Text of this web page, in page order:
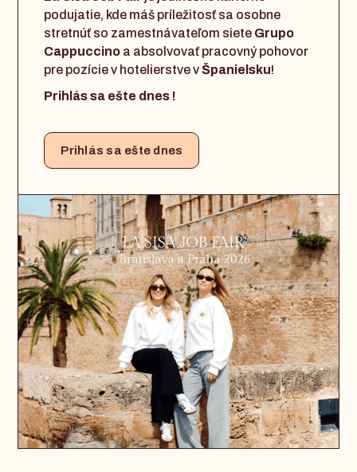
podujatie, kde máš príležitosť sa osobne
stretnúť so zamestnávateľom siete Grupo
Cappuccino a absolvovať pracovný pohovor
pre pozície v hotelierstve vŠpanielsku!
Prihlás sa ešte dnes !
Prihlás sa ešte dnes